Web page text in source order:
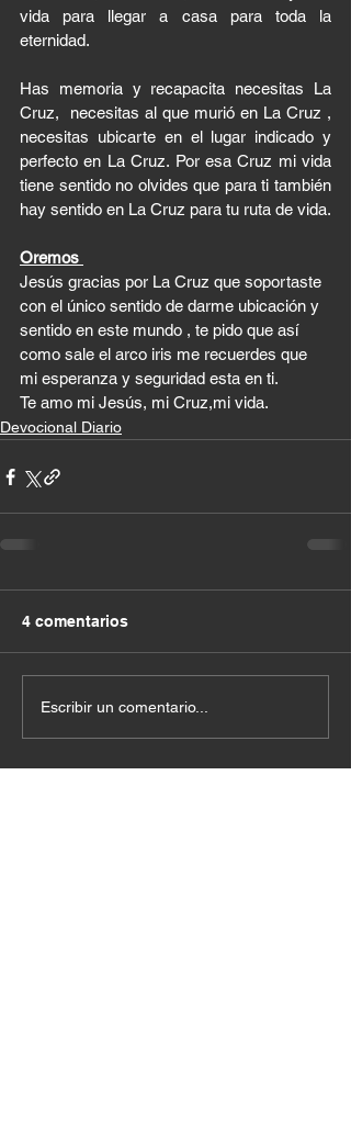
vida para llegar a casa para toda la
eternidad.
Has memoria y recapacita necesitas La
Cruz,  necesitas al que murió en La Cruz ,
necesitas ubicarte en el lugar indicado y
perfecto en La Cruz. Por esa Cruz mi vida
tiene sentido no olvides que para ti también
Oremos
Jesús gracias por La Cruz que soportaste
con el único sentido de darme ubicación y
sentido en este mundo , te pido que así
como sale el arco iris me recuerdes que
mi esperanza y seguridad esta en ti.
Te amo mi Jesús, mi Cruz,mi vida.
Devocional Diario
4 comentarios
Escribir un comentario...
Lo más nuevo